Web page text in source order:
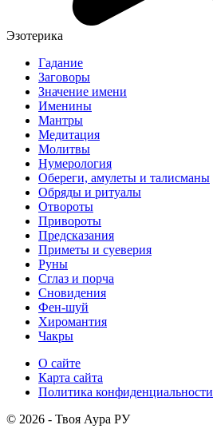
Эзотерика
Гадание
Заговоры
Значение имени
Именины
Мантры
Медитация
Молитвы
Нумерология
Обереги, амулеты и талисманы
Обряды и ритуалы
Отвороты
Привороты
Предсказания
Приметы и суеверия
Руны
Сглаз и порча
Сновидения
Фен-шуй
Хиромантия
Чакры
О сайте
Карта сайта
Политика конфиденциальности
© 2026 - Твоя Аура РУ